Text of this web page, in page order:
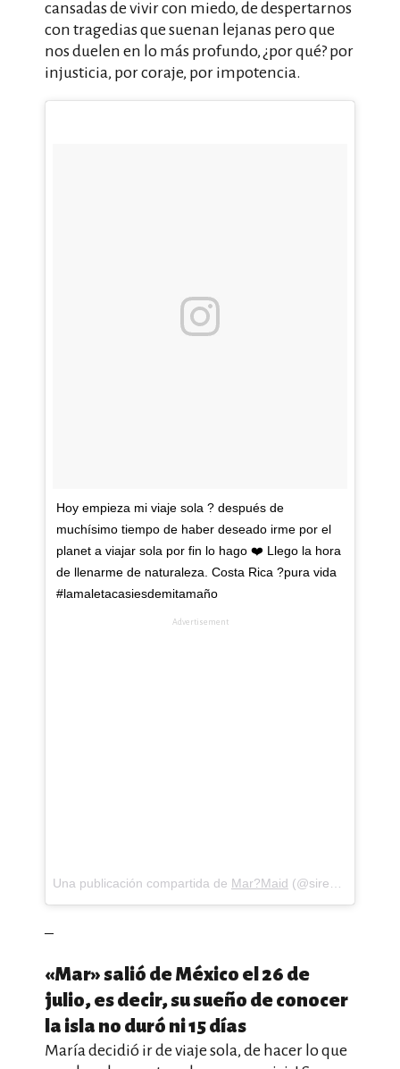
cansadas de vivir con miedo, de despertarnos
con tragedias que suenan lejanas pero que
nos duelen en lo más profundo, ¿por qué? por
injusticia, por coraje, por impotencia.
Hoy empieza mi viaje sola ? después de
muchísimo tiempo de haber deseado irme por el
planet a viajar sola por fin lo hago ❤️ Llego la hora
de llenarme de naturaleza. Costa Rica ?pura vida
#lamaletacasiesdemitamaño
Advertisement
Una publicación compartida de Mar?Maid (@sirenamarmaid) el
–
«Mar» salió de México el 26 de
julio, es decir, su sueño de conocer
la isla no duró ni 15 días
María decidió ir de viaje sola, de hacer lo que